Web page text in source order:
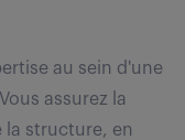
au sein d'une
assurez la
structure, en